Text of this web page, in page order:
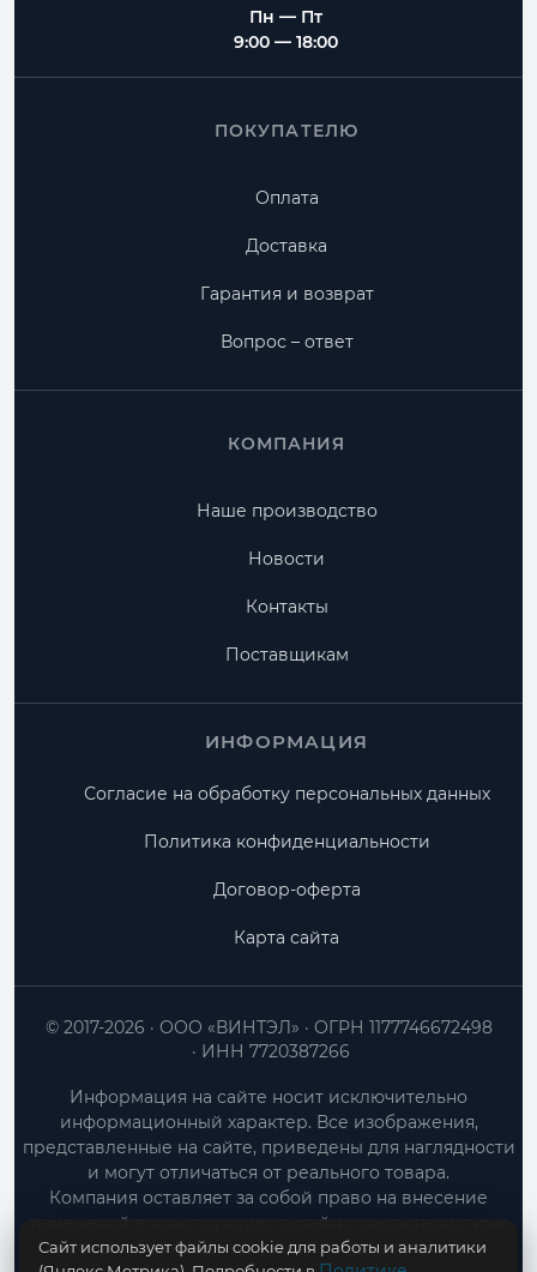
Пн — Пт
9:00 — 18:00
ПОКУПАТЕЛЮ
Оплата
Доставка
Гарантия и возврат
Вопрос – ответ
КОМПАНИЯ
Наше производство
Новости
Контакты
Поставщикам
ИНФОРМАЦИЯ
Согласие на обработку персональных данных
Политика конфиденциальности
Договор-оферта
Карта сайта
ООО «ВИНТЭЛ»
ОГРН 1177746672498
ИНН 7720387266
© 2017-2026
Информация на сайте носит исключительно
информационный характер. Все изображения,
представленные на сайте, приведены для наглядности
и могут отличаться от реального товара.
Компания оставляет за собой право на внесение
изменений в конструкцию, дизайн и характеристики
товара без предварительного уведомления.
Сайт использует файлы cookie для работы и аналитики